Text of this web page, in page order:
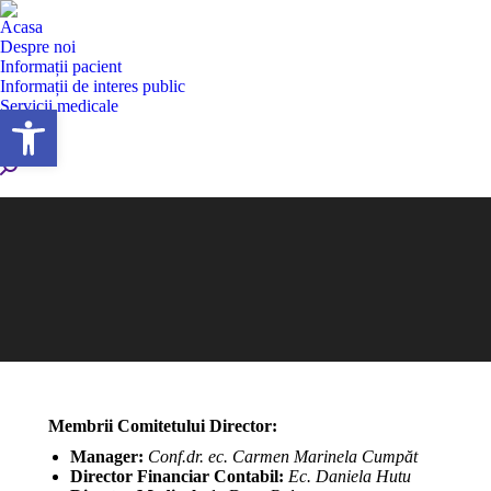
Deschide bara de unelte
Acasa
Despre noi
Informații pacient
Informații de interes public
Servicii medicale
Secții
Contact
Search:
Membrii Comitetului Director:
Manager: Conf.dr. ec. Carmen Marinela Cumpăt
Director Financiar Contabil: Ec. Daniela Hutu